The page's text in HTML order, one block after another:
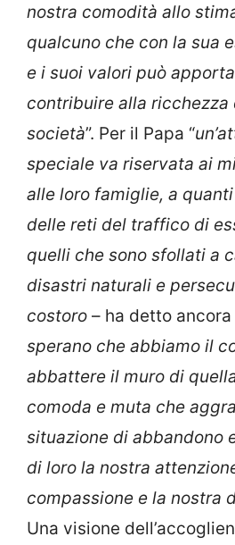
nostra comodità allo
qualcuno che con la sua
e i suoi valori può
contribuire alla ricchezza
società”. Per il Papa “
speciale va riservata ai
alle loro famiglie, a
delle reti del traffico di
quelli che sono sfollati a
disastri naturali e
costoro – ha detto ancora
sperano che abbiamo il
abbattere il muro di
comoda e muta che
situazione di abbandono
di loro la nostra
compassione e la nostra
Una visione